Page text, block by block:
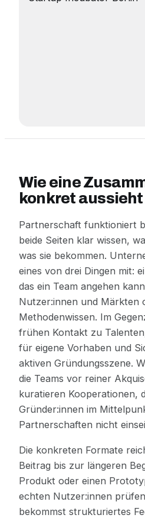
Wie eine
konkret aussieht
Partnerschaft funktioniert
beide Seiten klar wissen,
was sie bekommen.
eines von drei Dingen mit:
das ein Team angehen
Nutzer:innen und Märkten
Methodenwissen. Im
frühen Kontakt zu
für eigene Vorhaben und
aktiven Gründungsszene.
die Teams vor reiner
kuratieren Kooperationen,
Gründer:innen im
Partnerschaften nicht
Die konkreten Formate
Beitrag bis zur längeren
Produkt oder einen
echten Nutzer:innen
bekommst strukturiertes